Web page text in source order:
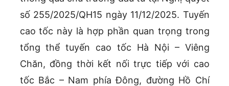
số 255/2025/QH15 ngày 11/12/2025. Tuyến
cao tốc này là hợp phần quan trọng trong
tổng thể tuyến cao tốc Hà Nội – Viêng
Chăn, đồng thời kết nối trực tiếp với cao
tốc Bắc – Nam phía Đông, đường Hồ Chí